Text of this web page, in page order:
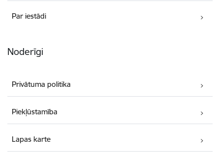
Par iestādi
Noderīgi
Privātuma politika
Piekļūstamība
Lapas karte